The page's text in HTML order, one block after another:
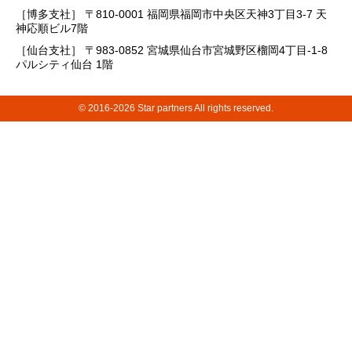
［博多支社］ 〒810-0001 福岡県福岡市中央区天神3丁目3-7 天
神応順ビル7階
［仙台支社］ 〒983-0852 宮城県仙台市宮城野区榴岡4丁目-1-8
パルシティ仙台 1階
© 2016-2026 Star partners All rights reserved.